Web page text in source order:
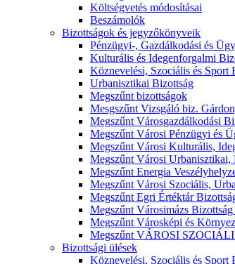
Költségvetés módosításai
Beszámolók
Bizottságok és jegyzőkönyveik
Pénzügyi-, Gazdálkodási és
Kulturális és Idegenforgalmi
Köznevelési, Szociális és Sport
Urbanisztikai Bizottság
Megszűnt bizottságok
Mesgszűnt Vizsgáló biz.
Megszűnt Városgazdálkodási
Megszűnt Városi Pénzügyi és
Megszűnt Városi Kulturális,
Megszűnt Városi Urbanisztikai,
Megszűnt Energia
Megszűnt Városi Szociális,
Megszűnt Egri Értéktár
Megszűnt Városimázs Bizottság
Megszűnt Városképi és
Megszűnt VÁROSI
Bizottsági ülések
Köznevelési, Szociális és Sport